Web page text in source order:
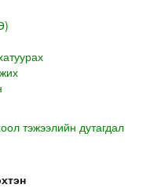
тэжээлийн дутагдал